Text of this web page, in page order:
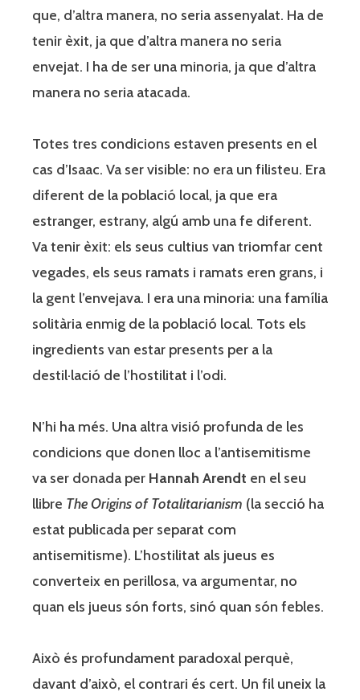
que, d’altra manera, no seria assenyalat. Ha de
tenir èxit, ja que d’altra manera no seria
envejat. I ha de ser una minoria, ja que d’altra
manera no seria atacada.
Totes tres condicions estaven presents en el
cas d’Isaac. Va ser visible: no era un filisteu. Era
diferent de la població local, ja que era
estranger, estrany, algú amb una fe diferent.
Va tenir èxit: els seus cultius van triomfar cent
vegades, els seus ramats i ramats eren grans, i
la gent l’envejava. I era una minoria: una família
solitària enmig de la població local. Tots els
ingredients van estar presents per a la
destil·lació de l’hostilitat i l’odi.
N’hi ha més. Una altra visió profunda de les
condicions que donen lloc a l’antisemitisme
va ser donada per Hannah Arendt en el seu
llibre The Origins of Totalitarianism (la secció ha
estat publicada per separat com
antisemitisme). L’hostilitat als jueus es
converteix en perillosa, va argumentar, no
quan els jueus són forts, sinó quan són febles.
Això és profundament paradoxal perquè,
davant d’això, el contrari és cert. Un fil uneix la